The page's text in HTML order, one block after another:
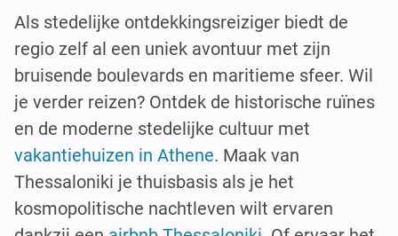
Als stedelijke ontdekkingsreiziger biedt de
regio zelf al een uniek avontuur met zijn
bruisende boulevards en maritieme sfeer. Wil
je verder reizen? Ontdek de historische ruïnes
en de moderne stedelijke cultuur met
vakantiehuizen in Athene. Maak van
Thessaloniki je thuisbasis als je het
kosmopolitische nachtleven wilt ervaren